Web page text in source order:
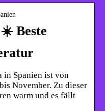
Beste
in Spanien ist von
November. Zu dieser
warm und es fällt